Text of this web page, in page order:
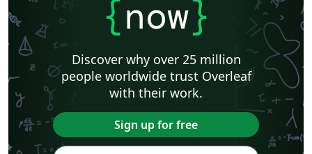
{now}
Discover why over 25 million
people worldwide trust Overleaf
with their work.
Sign up for free